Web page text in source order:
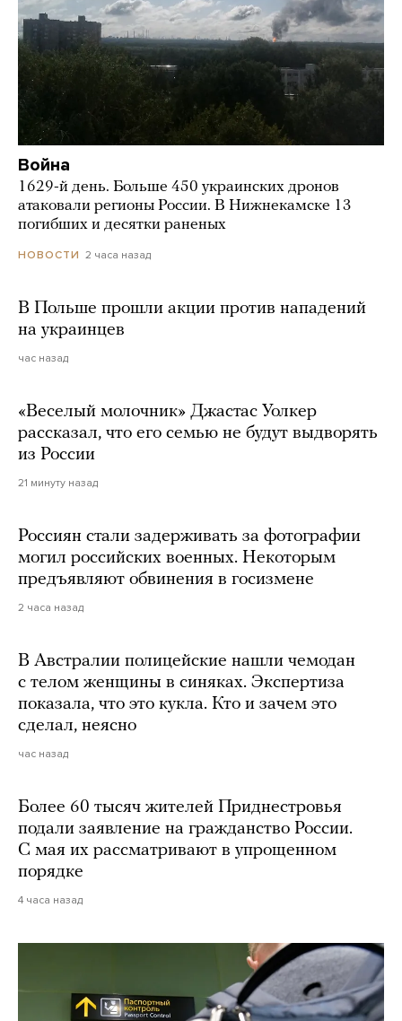
Война
1629-й день. Больше 450 украинских дронов
атаковали регионы России. В Нижнекамске 13
погибших и десятки раненых
НОВОСТИ 2 часа назад
В Польше прошли акции против нападений
на украинцев
час назад
«Веселый молочник» Джастас Уолкер
рассказал, что его семью не будут выдворять
из России
21 минуту назад
Россиян стали задерживать за фотографии
могил российских военных. Некоторым
предъявляют обвинения в госизмене
2 часа назад
В Австралии полицейские нашли чемодан
с телом женщины в синяках. Экспертиза
показала, что это кукла. Кто и зачем это
сделал, неясно
час назад
Более 60 тысяч жителей Приднестровья
подали заявление на гражданство России.
С мая их рассматривают в упрощенном
порядке
4 часа назад